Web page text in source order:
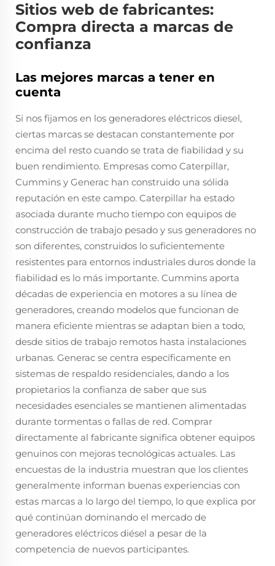
Sitios web de fabricantes:
Compra directa a marcas de
confianza
Las mejores marcas a tener en
cuenta
Si nos fijamos en los generadores eléctricos diesel,
ciertas marcas se destacan constantemente por
encima del resto cuando se trata de fiabilidad y su
buen rendimiento. Empresas como Caterpillar,
Cummins y Generac han construido una sólida
reputación en este campo. Caterpillar ha estado
asociada durante mucho tiempo con equipos de
construcción de trabajo pesado y sus generadores no
son diferentes, construidos lo suficientemente
resistentes para entornos industriales duros donde la
fiabilidad es lo más importante. Cummins aporta
décadas de experiencia en motores a su línea de
generadores, creando modelos que funcionan de
manera eficiente mientras se adaptan bien a todo,
desde sitios de trabajo remotos hasta instalaciones
urbanas. Generac se centra específicamente en
sistemas de respaldo residenciales, dando a los
propietarios la confianza de saber que sus
necesidades esenciales se mantienen alimentadas
durante tormentas o fallas de red. Comprar
directamente al fabricante significa obtener equipos
genuinos con mejoras tecnológicas actuales. Las
encuestas de la industria muestran que los clientes
generalmente informan buenas experiencias con
estas marcas a lo largo del tiempo, lo que explica por
qué continúan dominando el mercado de
generadores eléctricos diésel a pesar de la
competencia de nuevos participantes.